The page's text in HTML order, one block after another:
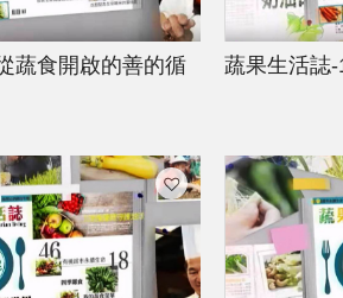
蔬食開啟的善的循
蔬果生活誌